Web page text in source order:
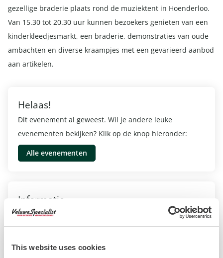
This website uses cookies
gezellige braderie plaats rond de muziektent in Hoenderloo.
Van 15.30 tot 20.30 uur kunnen bezoekers genieten van een
kinderkleedjesmarkt, een braderie, demonstraties van oude
ambachten en diverse kraampjes met een gevarieerd aanbod
aan artikelen.
Helaas!
Dit evenement al geweest. Wil je andere leuke
evenementen bekijken? Klik op de knop hieronder:
Alle evenementen
Informatie
15:30 - 20:30